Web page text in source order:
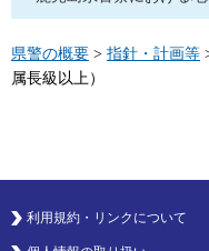
県警の概要 > 指針・計画等
属長級以上）
利用規約・リンクについて